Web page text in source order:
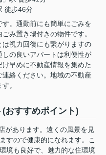
徒歩46分
。通勤前にも簡単にごみを
み置き場付きの物件です。
視力回復にも繋がりますの
の良いアパートは利便性が
早めに不動産情報を集めた
絡ください。地域の不動産
。
おすすめポイント)
があります。遠くの風景を見
すので健康的になれます。こ
境も良好で、魅力的な住環境